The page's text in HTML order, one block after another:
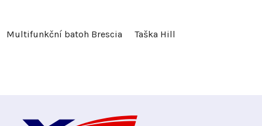
Multifunkční batoh Brescia Taška Hill